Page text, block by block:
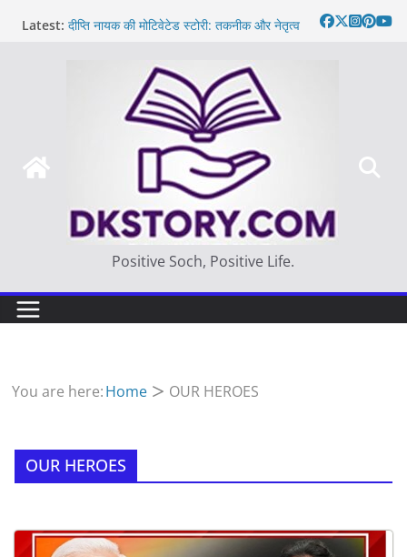
Latest: दीप्ति नायक की मोटिवेटेड स्टोरी: तकनीक और नेतृत्व
Thought of the day
आज का दिन: बदलाव का सही समय |
Positive Soch, Positive Life.
You are here:Home OUR HEROES
OUR HEROES